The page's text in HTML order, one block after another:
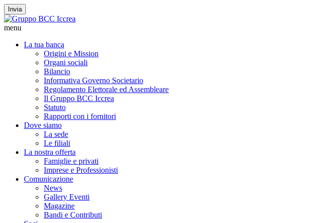
Invia
menu
La tua banca
Origini e Mission
Organi sociali
Bilancio
Informativa Governo Societario
Regolamento Elettorale ed Assembleare
Il Gruppo BCC Iccrea
Statuto
Rapporti con i fornitori
Dove siamo
La sede
Le filiali
La nostra offerta
Famiglie e privati
Imprese e Professionisti
Comunicazione
News
Gallery Eventi
Magazine
Bandi e Contributi